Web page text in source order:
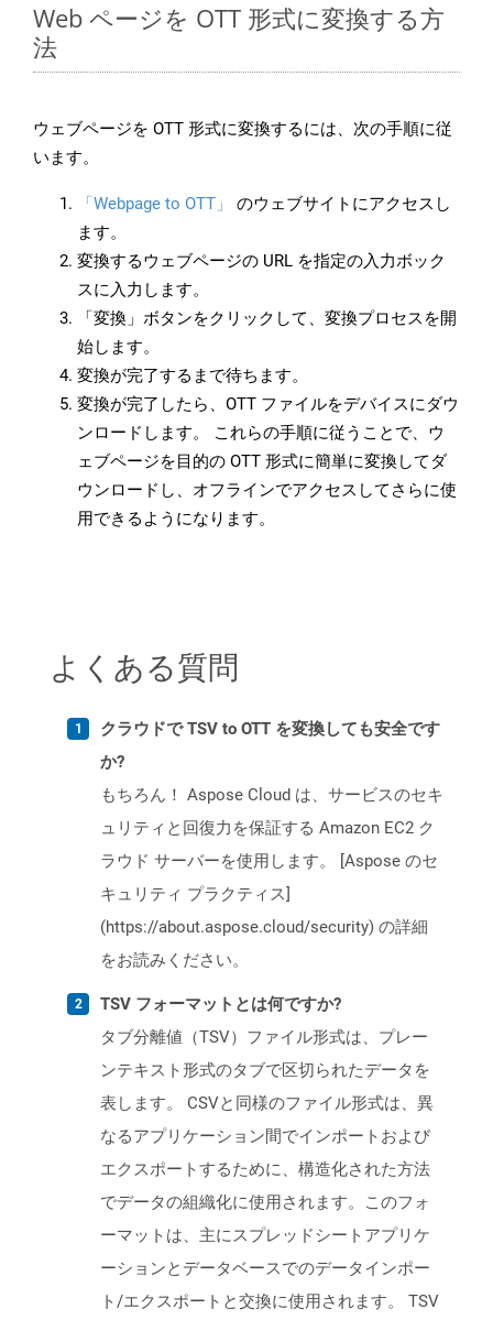
Web ページを OTT 形式に変換する方
法
ウェブページを OTT 形式に変換するには、次の手順に従
います。
「Webpage to OTT」
のウェブサイトにアクセスし
ます。
変換するウェブページの URL を指定の入力ボック
スに入力します。
「変換」ボタンをクリックして、変換プロセスを開
始します。
変換が完了するまで待ちます。
変換が完了したら、OTT ファイルをデバイスにダウ
ンロードします。 これらの手順に従うことで、ウ
ェブページを目的の OTT 形式に簡単に変換してダ
ウンロードし、オフラインでアクセスしてさらに使
用できるようになります。
よくある質問
クラウドで TSV to OTT を変換しても安全です
か?
もちろん！ Aspose Cloud は、サービスのセキ
ュリティと回復力を保証する Amazon EC2 ク
ラウド サーバーを使用します。 [Aspose のセ
キュリティ プラクティス]
(https://about.aspose.cloud/security) の詳細
をお読みください。
TSV フォーマットとは何ですか?
タブ分離値（TSV）ファイル形式は、プレー
ンテキスト形式のタブで区切られたデータを
表します。 CSVと同様のファイル形式は、異
なるアプリケーション間でインポートおよび
エクスポートするために、構造化された方法
でデータの組織化に使用されます。このフォ
ーマットは、主にスプレッドシートアプリケ
ーションとデータベースでのデータインポー
ト/エクスポートと交換に使用されます。 TSV